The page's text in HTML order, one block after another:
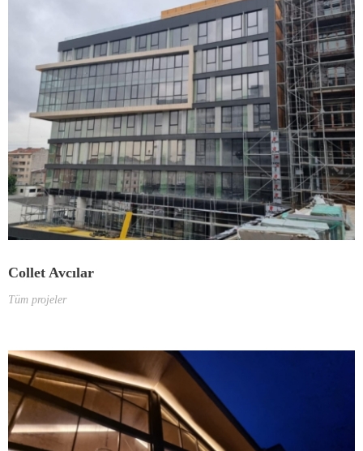
Collet Avcılar
Tüm projeler